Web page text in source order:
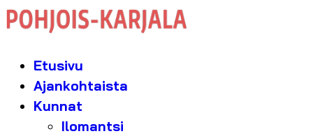
Etusivu
Ajankohtaista
Kunnat
Ilomantsi